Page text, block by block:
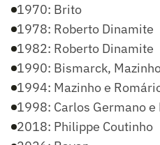
1970: Brito
1978: Roberto Dinamite
1982: Roberto Dinamite
1990: Bismarck,
1994: Mazinho e
1998: Carlos Germano e
2018: Philippe Coutinho